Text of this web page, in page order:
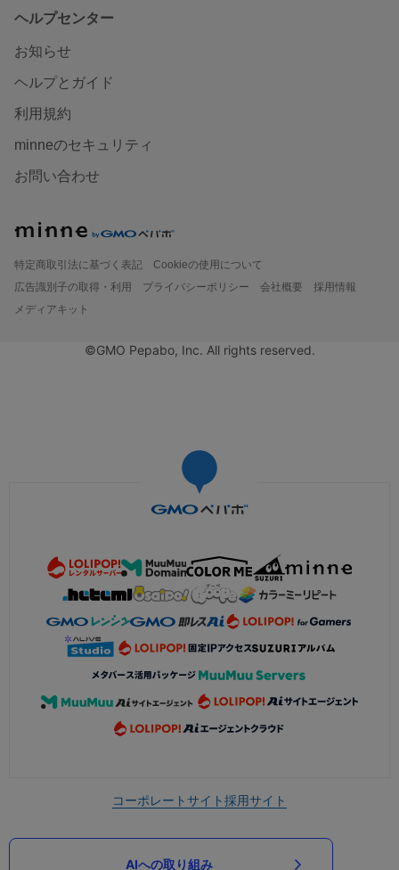
ヘルプセンター
お知らせ
ヘルプとガイド
利用規約
minneのセキュリティ
お問い合わせ
特定商取引法に基づく表記
Cookieの使用について
広告識別子の取得・利用
プライバシーポリシー 会社概要
採用情報
メディアキット
©GMO Pepabo, Inc. All rights reserved.
コーポレートサイト採用サイト
AIへの取り組み